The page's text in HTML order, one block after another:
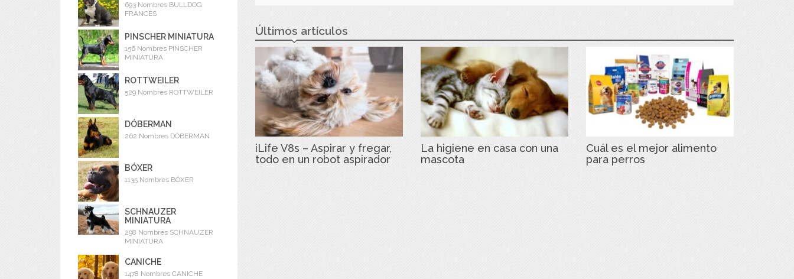
693 Nombres BULLDOG
FRANCÉS
PINSCHER MINIATURA
156 Nombres PINSCHER
MINIATURA
ROTTWEILER
529 Nombres ROTTWEILER
DÓBERMAN
262 Nombres DÓBERMAN
BÓXER
1135 Nombres BÓXER
SCHNAUZER
MINIATURA
298 Nombres SCHNAUZER
MINIATURA
CANICHE
1478 Nombres CANICHE
Últimos artículos
iLife V8s – Aspirar y fregar,
todo en un robot aspirador
La higiene en casa con una
mascota
Cuál es el mejor alimento
para perros